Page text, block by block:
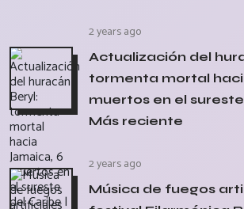
2 years ago
Actualización del
tormenta mortal
muertos en el sureste
Más reciente
2 years ago
Música de fuegos